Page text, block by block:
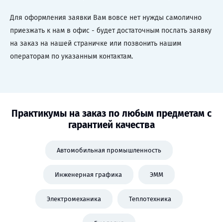
Для оформления заявки Вам вовсе нет нужды самолично
приезжать к нам в офис - будет достаточным послать заявку
на заказ на нашей страничке или позвонить нашим
операторам по указанным контактам.
Практикумы на заказ по любым предметам с
гарантией качества
Автомобильная промышленность
Инженерная графика ЭММ
Электромеханика Теплотехника